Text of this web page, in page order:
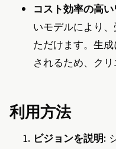
コスト効率の高
いモデルにより
ただけます。生
されるため、ク
利用方法
ビジョンを説明: